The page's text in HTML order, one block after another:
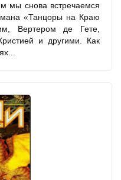
мы снова встречаемся
«Танцоры на Краю
Вертером де Гете,
и другими. Как